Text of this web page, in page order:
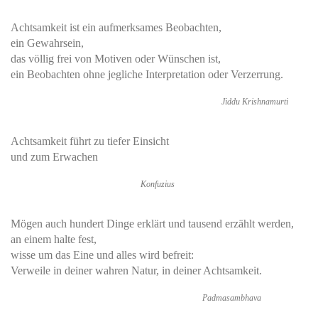
Achtsamkeit ist ein aufmerksames Beobachten,
ein Gewahrsein,
das völlig frei von Motiven oder Wünschen ist,
ein Beobachten ohne jegliche Interpretation oder Verzerrung.
Jiddu Krishnamurti
Achtsamkeit führt zu tiefer Einsicht
und zum Erwachen
Konfuzius
Mögen auch hundert Dinge erklärt und tausend erzählt werden,
an einem halte fest,
wisse um das Eine und alles wird befreit:
Verweile in deiner wahren Natur, in deiner Achtsamkeit.
Padmasambhava